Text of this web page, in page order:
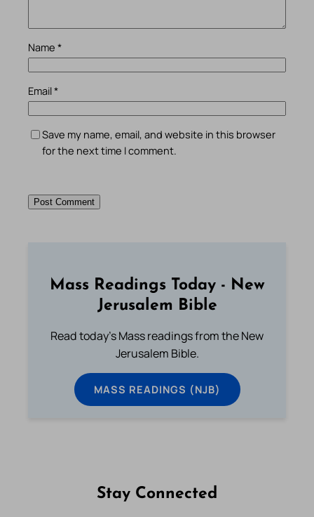
Name *
Email*
Save my name, email, and website in this browser
for the next time I comment.
Mass Readings Today - New
Jerusalem Bible
Read today's Mass readings from the New
Jerusalem Bible.
MASS READINGS (NJB)
Stay Connected